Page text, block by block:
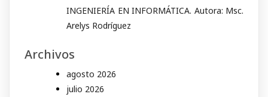
INGENIERÍA EN INFORMÁTICA. Autora: Msc.
Arelys Rodríguez
Archivos
agosto 2026
julio 2026